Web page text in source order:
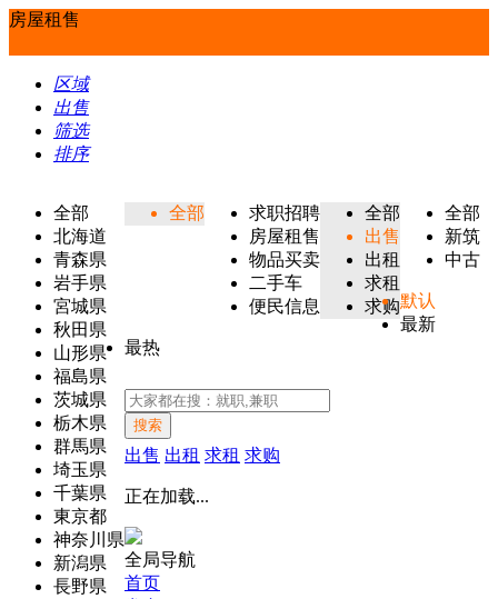
房屋租售
区域
出售
筛选
排序
全部
北海道
青森県
岩手県
宮城県
秋田県
山形県
福島県
茨城県
栃木県
群馬県
埼玉県
千葉県
東京都
神奈川県
新潟県
長野県
全部
求职招聘
房屋租售
物品买卖
二手车
便民信息
全部
出售
出租
求租
求购
全部
新筑
中古
默认
最新
最热
搜索
出售 出租 求租 求购
正在加载...
全局导航
首页